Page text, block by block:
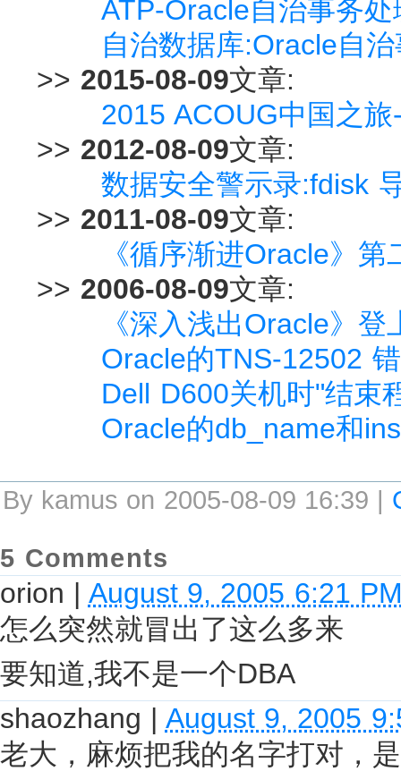
ATP-Oracle自治事务
自治数据库:Oracle自
>> 2015-08-09文章:
2015 ACOUG中国之
>> 2012-08-09文章:
数据安全警示录:fdisk
>> 2011-08-09文章:
《循序渐进Oracle》
>> 2006-08-09文章:
《深入浅出Oracle》
Oracle的TNS-12502
Dell D600关机时"结束
Oracle的db_name和
By kamus on 2005-08-09 16:39 |
5 Comments
orion | August 9, 2005 6:21
怎么突然就冒出了这么多来
要知道,我不是一个DBA
shaozhang | August 9, 2005
老大，麻烦把我的名字打对，